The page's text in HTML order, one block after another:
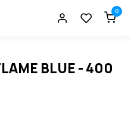
0
BLUE - 400